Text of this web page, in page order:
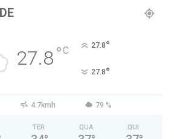
27.8°C 27.8°
27.8°
4.7kmh 79 %
TER QUA QUI